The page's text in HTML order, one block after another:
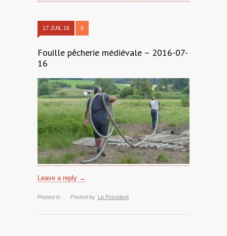
17 JUIL 16 0
Fouille pêcherie médiévale – 2016-07-
16
Leave a reply →
Posted in Posted by Le Président